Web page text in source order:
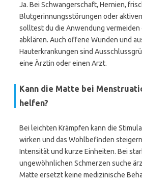
Ja. Bei Schwangerschaft, Hernien,
Blutgerinnungsstörungen oder
solltest du die Anwendung vermeiden
abklären. Auch offene Wunden und
Hauterkrankungen sind
eine Ärztin oder einen Arzt.
Kann die Matte bei
helfen?
Bei leichten Krämpfen kann die
wirken und das Wohlbefinden
Intensität und kurze Einheiten. Bei
ungewöhnlichen Schmerzen suche
Matte ersetzt keine medizinische